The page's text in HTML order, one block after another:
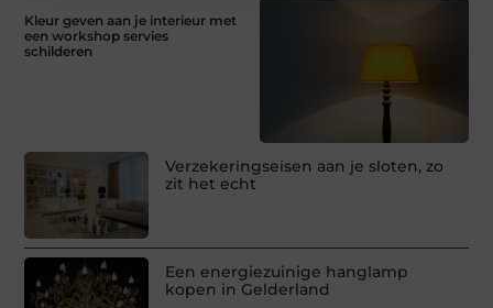
Kleur geven aan je interieur met
een workshop servies
schilderen
Verzekeringseisen aan je sloten, zo
zit het echt
Een energiezuinige hanglamp
kopen in Gelderland